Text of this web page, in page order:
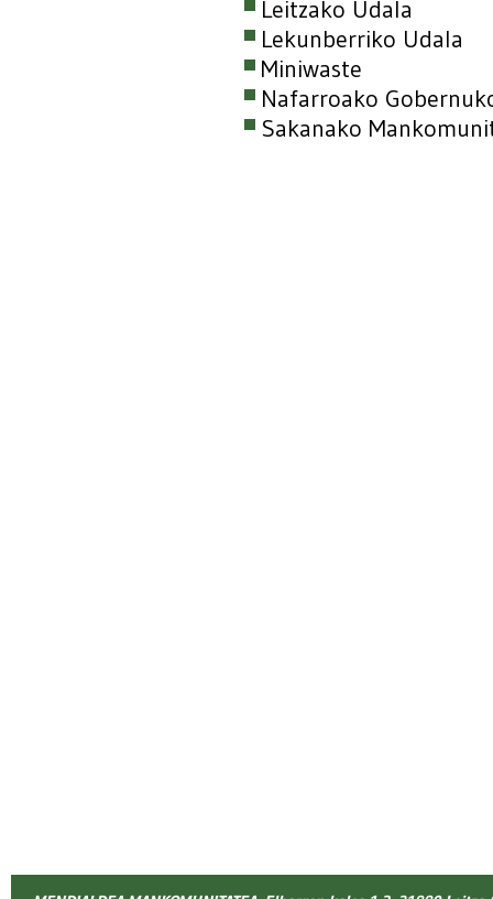
Leitzako Udala
Lekunberriko Udala
Miniwaste
Nafarroako
Sakanako